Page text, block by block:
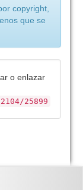
copyright,
que se
o enlazar
25899